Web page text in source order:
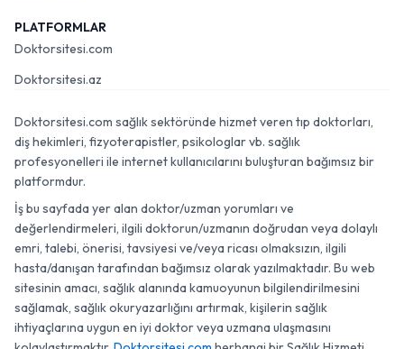
PLATFORMLAR
Doktorsitesi.com
Doktorsitesi.az
Doktorsitesi.com sağlık sektöründe hizmet veren tıp doktorları,
diş hekimleri, fizyoterapistler, psikologlar vb. sağlık
profesyonelleri ile internet kullanıcılarını buluşturan bağımsız bir
platformdur.
İş bu sayfada yer alan doktor/uzman yorumları ve
değerlendirmeleri, ilgili doktorun/uzmanın doğrudan veya dolaylı
emri, talebi, önerisi, tavsiyesi ve/veya ricası olmaksızın, ilgili
hasta/danışan tarafından bağımsız olarak yazılmaktadır. Bu web
sitesinin amacı, sağlık alanında kamuoyunun bilgilendirilmesini
sağlamak, sağlık okuryazarlığını artırmak, kişilerin sağlık
ihtiyaçlarına uygun en iyi doktor veya uzmana ulaşmasını